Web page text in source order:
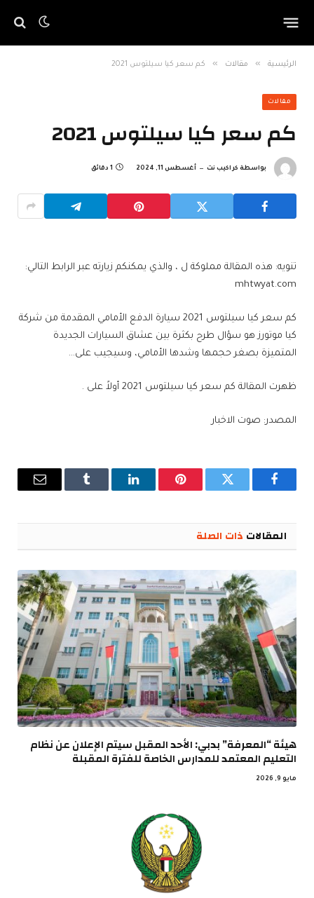
الرئيسية » مقالات » كم سعر كيا سيلتوس 2021
مقالات
كم سعر كيا سيلتوس 2021
بواسطة كراكيب نت أغسطس 11, 2024 1 دقائق
تنويه: هذه المقالة مملوكة ل ، والذي يمكنكم زيارته عبر الرابط التالي:
mhtwyat.com
كم سعر كيا سيلتوس 2021 سيارة الدفع الأمامي المقدمة من شركة
كيا موتورز هو سؤال طرح بكثرة بين عشاق السيارات الجديدة
المتميزة بصغر حجمها وشدها الأمامي، وسيجيب على…
ظهرت المقالة كم سعر كيا سيلتوس 2021 أولاً على .
المصدر: صوت الاخبار
فيسبوك تويتر بينتيريستلينكدإن Tumblr
البريد
المقالات ذات الصلة
هيئة “المعرفة” بدبي: الأحد المقبل سيتم الإعلان عن نظام
التعليم المعتمد للمدارس الخاصة للفترة المقبلة
مايو 9, 2026